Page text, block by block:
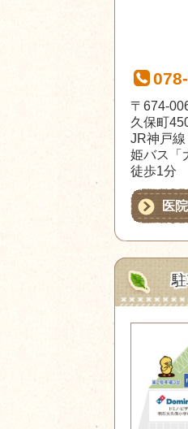
〒674-
久保町
JR神戸
姫バス「
徒歩1分
医